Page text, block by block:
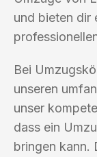
und bieten dir
Bei
unseren
unser
dass ein
bringen kann.